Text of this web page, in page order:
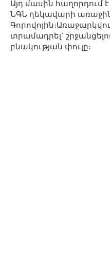
Այդ մասին հաղորդում է
ՆԳՆ ղեկավարի
տրամադրել`
բնակության փուլը։